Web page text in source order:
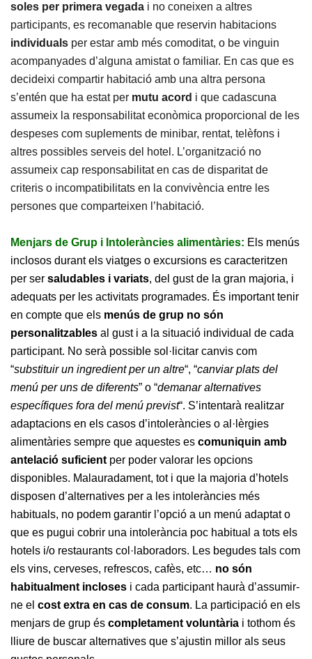
soles per primera vegada i no coneixen a altres
participants, es recomanable que reservin habitacions
individuals per estar amb més comoditat, o be vinguin
acompanyades d’alguna amistat o familiar. En cas que es
decideixi compartir habitació amb una altra persona
s’entén que ha estat per mutu acord i que cadascuna
assumeix la responsabilitat econòmica proporcional de les
despeses com suplements de minibar, rentat, telèfons i
altres possibles serveis del hotel. L’organització no
assumeix cap responsabilitat en cas de disparitat de
criteris o incompatibilitats en la convivència entre les
persones que comparteixen l’habitació.
Menjars de Grup i Intoleràncies alimentàries: Els menús
inclosos durant els viatges o excursions es caracteritzen
per ser saludables i variats, del gust de la gran majoria, i
adequats per les activitats programades. És important tenir
en compte que els menús de grup no són
personalitzables al gust i a la situació individual de cada
participant. No serà possible sol·licitar canvis com
“substituir un ingredient per un altre“, “canviar plats del
menú per uns de diferents” o “demanar alternatives
específiques fora del menú previst“. S’intentarà realitzar
adaptacions en els casos d’intoleràncies o al·lèrgies
alimentàries sempre que aquestes es comuniquin amb
antelació suficient per poder valorar les opcions
disponibles. Malauradament, tot i que la majoria d’hotels
disposen d’alternatives per a les intoleràncies més
habituals, no podem garantir l’opció a un menú adaptat o
que es pugui cobrir una intolerància poc habitual a tots els
hotels i/o restaurants col·laboradors. Les begudes tals com
els vins, cerveses, refrescos, cafès, etc… no són
habitualment incloses i cada participant haurà d’assumir-
ne el cost extra en cas de consum. La participació en els
menjars de grup és completament voluntària i tothom és
lliure de buscar alternatives que s’ajustin millor als seus